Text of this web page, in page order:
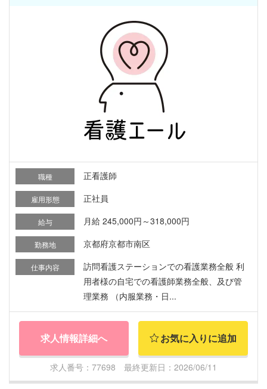
職種 正看護師
雇用形態 正社員
給与 月給 245,000円～318,000円
勤務地 京都府京都市南区
仕事内容
訪問看護ステーションでの看護業務全般 利
用者様の自宅での看護師業務全般、及び管
理業務 （内服業務・日...
求人情報詳細へ お気に入りに追加
求人番号：77698 最終更新日：2026/06/11